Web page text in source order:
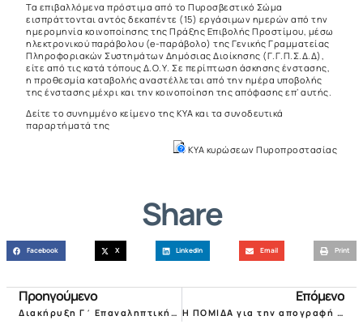
Τα επιβαλλόμενα πρόστιμα από το Πυροσβεστικό Σώμα
εισπράττονται αντός δεκαπέντε (15) εργάσιμων ημερών από την
ημερομηνία κοινοποίησης της Πράξης Επιβολής Προ­στίμου, μέσω
ηλεκτρονικού παράβολου (e-παράβολο) της Γενικής Γραμματείας
Πληροφοριακών Συστημάτων Δημόσιας Διοίκησης (Γ.Γ.Π.Σ.Δ.Δ),
είτε από τις κατά τόπους Δ.Ο.Υ. Σε περίπτωση άσκησης ένστασης,
η προ­θεσμία καταβολής αναστέλλεται από την ημέρα υποβολής
της ένστασης μέχρι και την κοινοποίηση της απόφασης επ’ αυτής.
Δείτε το συνημμένο κείμενο της ΚΥΑ και τα συνοδευτικά
παραρτήματά της
ΚΥΑ κυρώσεων Πυροπροστασίας
Share
Facebook X LinkedIn Email Print
Προηγούμενο
Διακήρυξη Γ΄ Επαναληπτικής Μειοδοτικής Δημοπρασίας
Επόμενο
Η ΠΟΜΙΔΑ για την απογραφή και την παράταση της προθεσμίας των ανελκυστήρων